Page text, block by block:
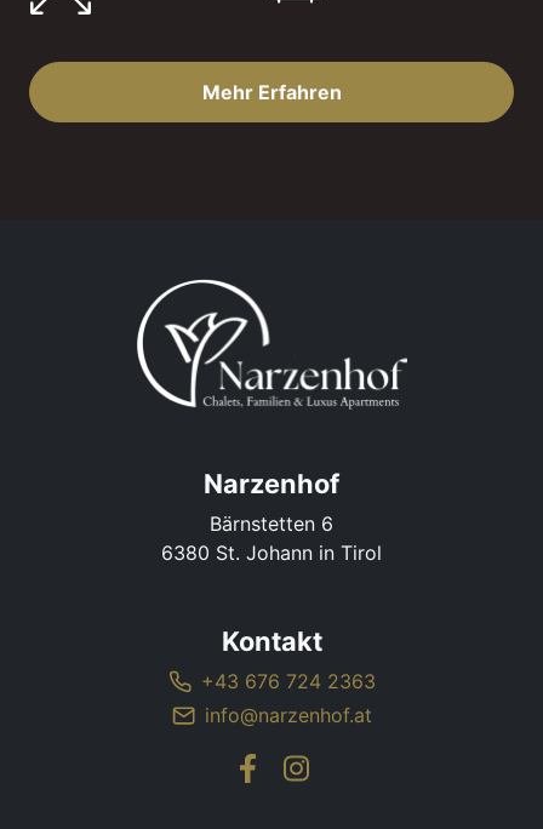
Mehr Erfahren
Narzenhof
Bärnstetten 6
6380 St. Johann in Tirol
Kontakt
+43 676 724 2363
info@narzenhof.at